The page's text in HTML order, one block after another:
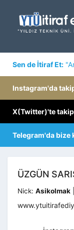
Sen de İtiraf Et:
Instagram'da
X(Twitter)'te
Telegram'da bize
ÜZGÜN
Nick: Asikolmak